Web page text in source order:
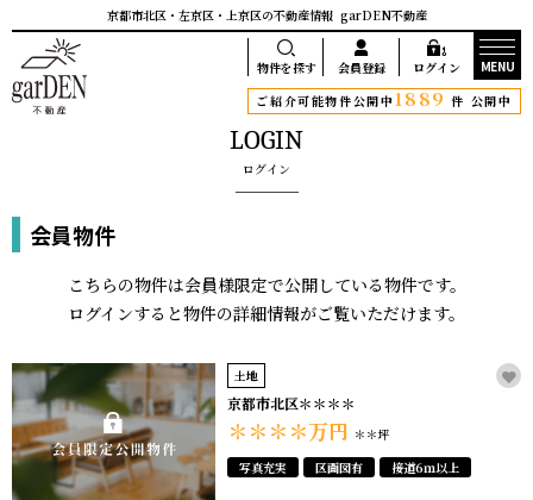
京都市北区・左京区・上京区の不動産情報 garDEN不動産
物件を探す 会員登録 ログイン
MENU
ご紹介可能物件公開中1889 件 公開中
LOGIN
ログイン
会員物件
こちらの物件は会員様限定で公開している物件です。
ログインすると物件の詳細情報がご覧いただけます。
土地
京都市北区＊＊＊＊
＊＊＊＊万円 ＊＊坪
写真充実
区画図有 接道6ｍ以上